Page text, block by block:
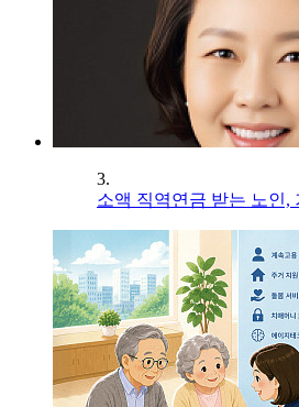
3.
소액 직역연금 받는 노인,